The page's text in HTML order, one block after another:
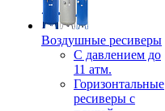
Воздушные ресиверы
С давлением до
11 атм.
Горизонтальные
ресиверы с